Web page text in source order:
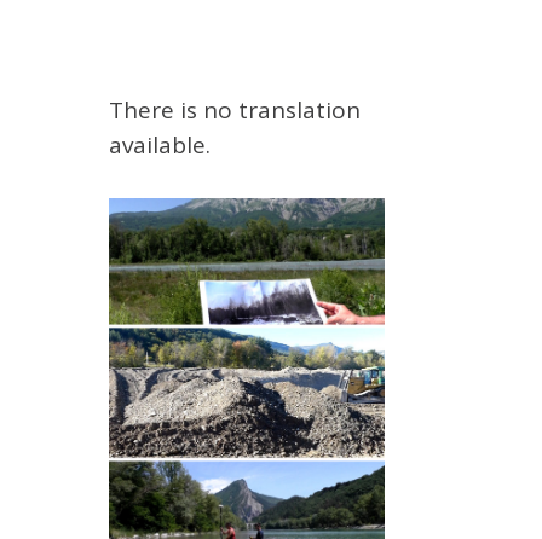
EDUCATION AND TRAINING
THESES IN PROGRESS
PRODUCTION
METHODS AND TOOLS
SOFTWARE
PUBLICATIONS SUR HAL
THESES
WORKING PAPERS
There is no translation
available.